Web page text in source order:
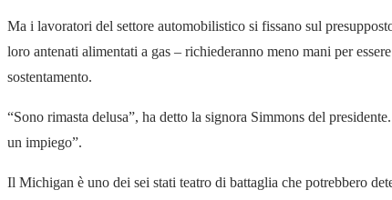
Ma i lavoratori del settore automobilistico si fissano sul
loro antenati alimentati a gas – richiederanno meno mani per
sostentamento.
“Sono rimasta delusa”, ha detto la signora Simmons del
un impiego”.
Il Michigan è uno dei sei stati teatro di battaglia che potrebbero